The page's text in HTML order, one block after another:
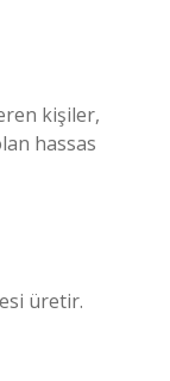
kişiler,
hassas
üretir.